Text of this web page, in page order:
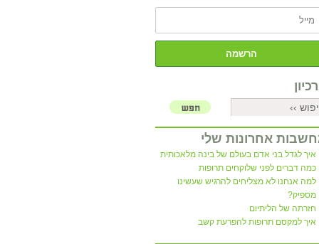
אחרונות שלי
איך לגדל בני אדם בעולם של בינה מלאכותית
כמה דברים לפני שלוקחים תרופות
למה אנחנו לא מצליחים להרגיש שעשינו
מספיק?
חזרתה של הליתיום
איך למקסם תרופות להפרעת קשב